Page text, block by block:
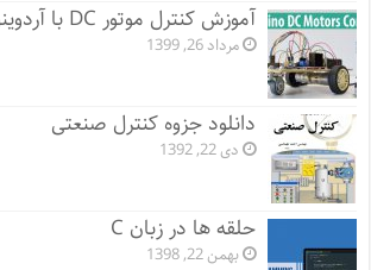
آموزش کنترل موتور DC با آردوینو
مرداد 26, 1399
دانلود جزوه کنترل صنعتی
دی 22, 1392
حلقه ها در زبان C
بهمن 22, 1398